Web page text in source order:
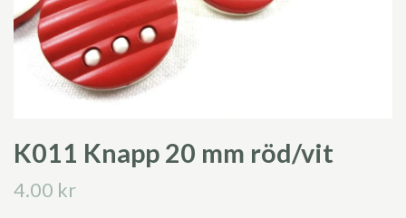
K011 Knapp 20 mm röd/vit
4.00 kr